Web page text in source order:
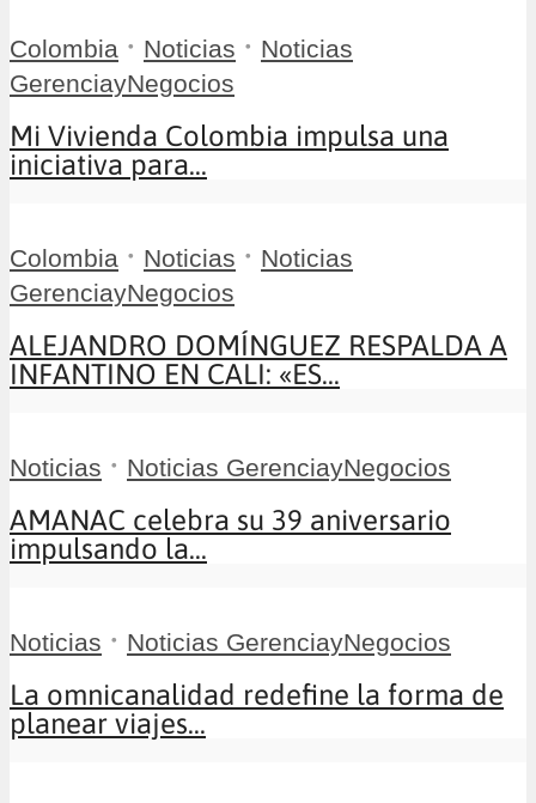
Colombia • Noticias • Noticias
GerenciayNegocios
Mi Vivienda Colombia impulsa una
iniciativa para...
Colombia • Noticias • Noticias
GerenciayNegocios
ALEJANDRO DOMÍNGUEZ RESPALDA A
INFANTINO EN CALI: «ES...
Noticias • Noticias GerenciayNegocios
AMANAC celebra su 39 aniversario
impulsando la...
Noticias • Noticias GerenciayNegocios
La omnicanalidad redefine la forma de
planear viajes...